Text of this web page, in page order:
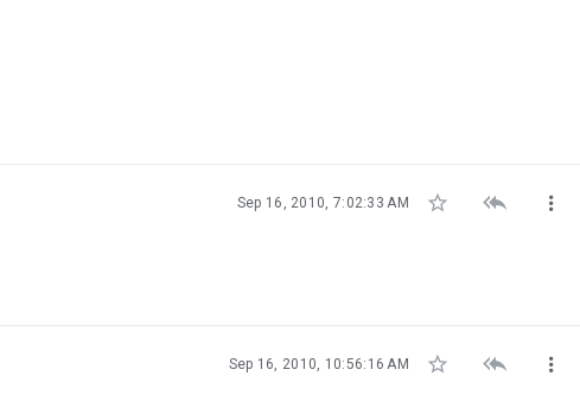
Sep 16, 2010, 7:02:33 AM   
Sep 16, 2010, 10:56:16 AM   